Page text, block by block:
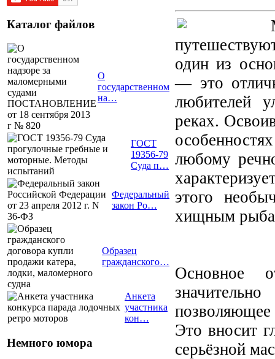
Каталог файлов
О
государственном
на…
ГОСТ
19356-79
Суда п…
Федеральный
закон Ро…
Образец
гражданского…
Анкета
участника
кон…
Немного юмора
один из
— это
любителей
реках.
любому
этого
хищным
Основное
Это вносит
серьёзной